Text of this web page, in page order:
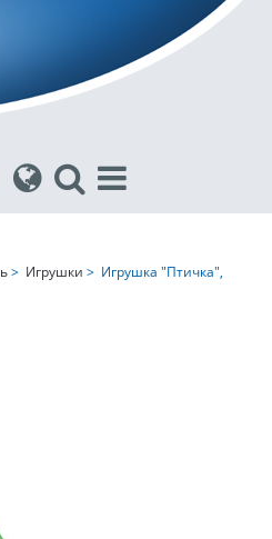
> Игрушки > Игрушка "Птичка",